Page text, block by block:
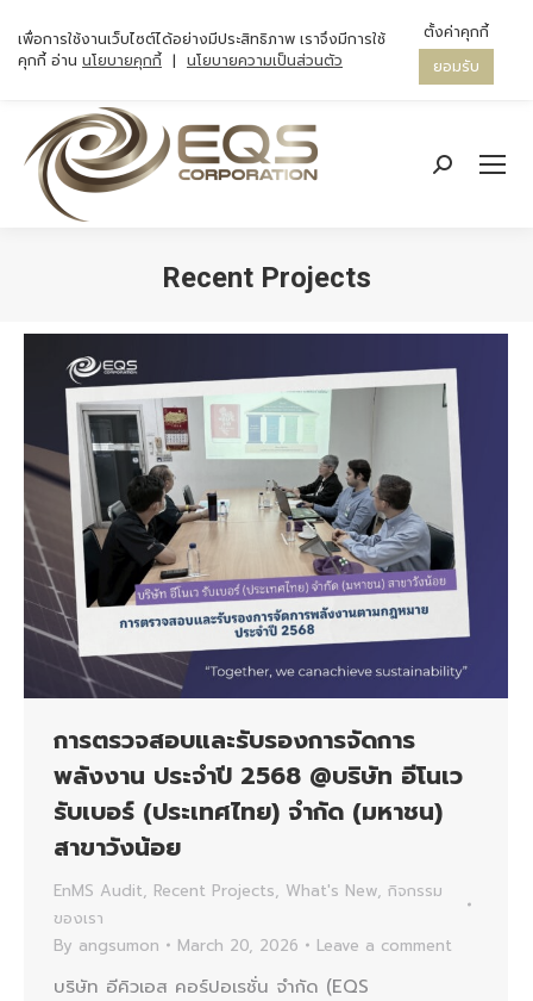
Search:
Recent Projects
การตรวจสอบและรับรองการจัดการ
พลังงาน ประจำปี 2568 @บริษัท อีโนเว
รับเบอร์ (ประเทศไทย) จำกัด (มหาชน)
สาขาวังน้อย
EnMS Audit, Recent Projects, What's New, กิจกรรม
ของเรา
By angsumon March 20, 2026 Leave a comment
บริษัท อีคิวเอส คอร์ปอเรชั่น จำกัด (EQS
เพื่อการใช้งานเว็บไซต์ได้อย่างมีประสิทธิภาพ เราจึงมีการใช้
คุกกี้ อ่าน นโยบายคุกกี้ | นโยบายความเป็นส่วนตัว
ตั้งค่าคุกกี้
ยอมรับ